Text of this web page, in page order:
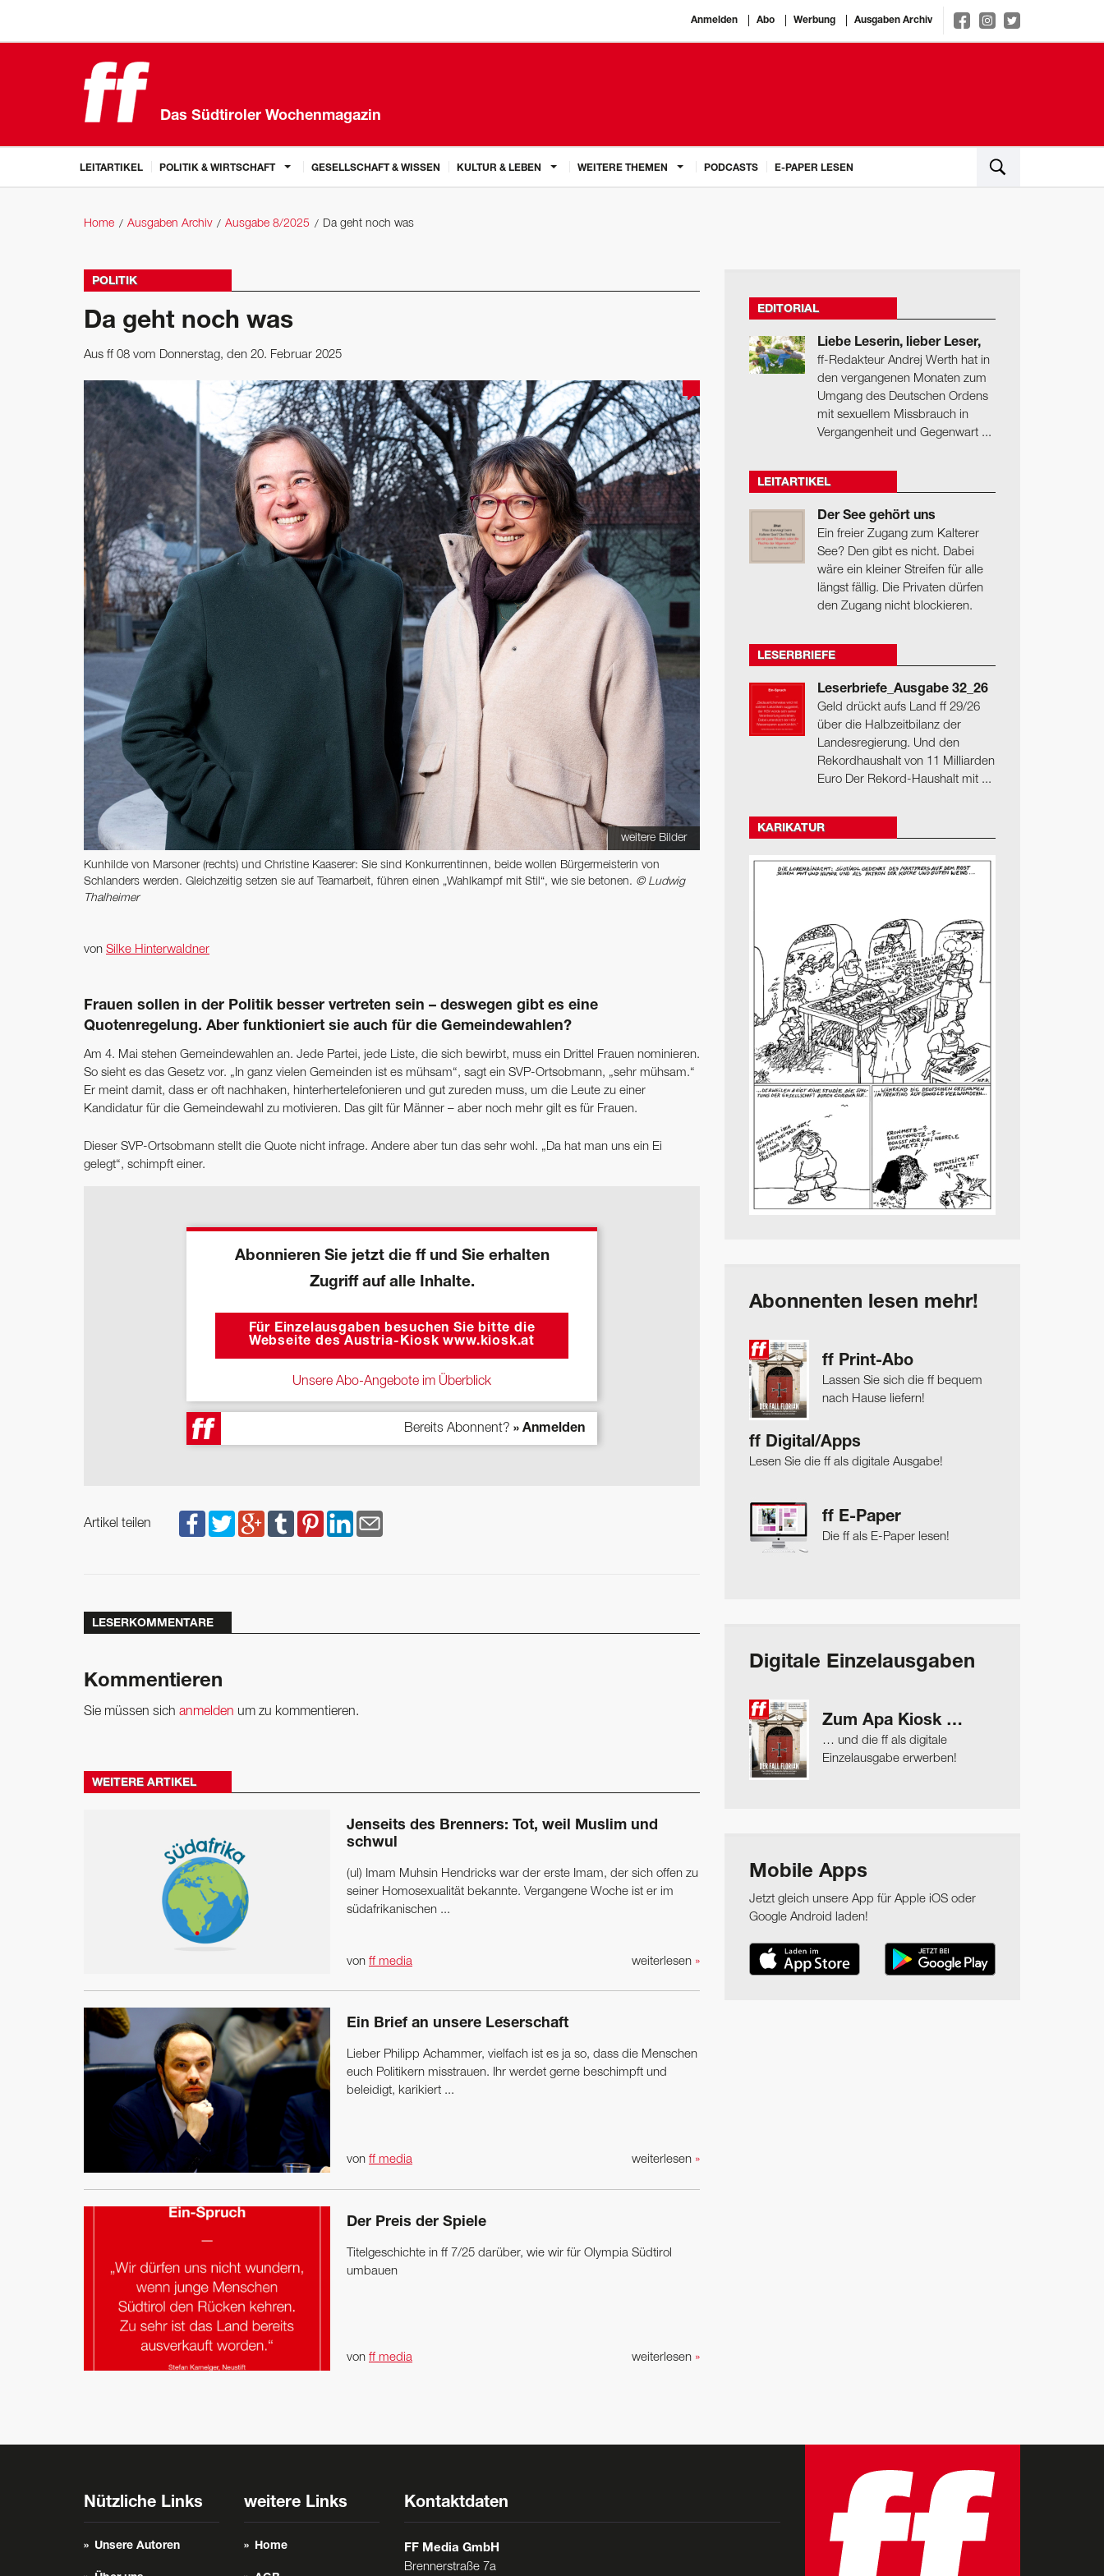
Anmelden Abo Werbung Ausgaben Archiv
Das Südtiroler Wochenmagazin
LEITARTIKEL POLITIK & WIRTSCHAFT GESELLSCHAFT & WISSEN KULTUR & LEBEN WEITERE THEMEN PODCASTS E-PAPER LESEN
Home Ausgaben Archiv Ausgabe 8/2025 Da geht noch was
POLITIK
Da geht noch was
Aus ff 08 vom Donnerstag, den 20. Februar 2025
weitere Bilder
Kunhilde von Marsoner (rechts) und Christine Kaaserer: Sie sind Konkurrentinnen, beide wollen Bürgermeisterin von
Schlanders werden. Gleichzeitig setzen sie auf Teamarbeit, führen einen „Wahlkampf mit Stil“, wie sie betonen. © Ludwig
Thalheimer
von Silke Hinterwaldner
Frauen sollen in der Politik besser vertreten sein – deswegen gibt es eine
Quotenregelung. Aber funktioniert sie auch für die Gemeindewahlen?
Am 4. Mai stehen Gemeindewahlen an. Jede Partei, jede Liste, die sich bewirbt, muss ein Drittel Frauen nominieren.
So sieht es das Gesetz vor. „In ganz vielen Gemeinden ist es mühsam“, sagt ein SVP-Ortsobmann, „sehr mühsam.“
Er meint damit, dass er oft nachhaken, hinterhertelefonieren und gut zureden muss, um die Leute zu einer
Kandidatur für die Gemeindewahl zu motivieren. Das gilt für Männer – aber noch mehr gilt es für Frauen.
Dieser SVP-Ortsobmann stellt die Quote nicht infrage. Andere aber tun das sehr wohl. „Da hat man uns ein Ei
gelegt“, schimpft einer.
Abonnieren Sie jetzt die ff und Sie erhalten
Zugriff auf alle Inhalte.
Für Einzelausgaben besuchen Sie bitte die
Webseite des Austria-Kiosk www.kiosk.at
Unsere Abo-Angebote im Überblick
Bereits Abonnent? » Anmelden
Artikel teilen
LESERKOMMENTARE
Kommentieren
Sie müssen sich anmelden um zu kommentieren.
WEITERE ARTIKEL
Jenseits des Brenners: Tot, weil Muslim und
schwul
(ul) Imam Muhsin Hendricks war der erste Imam, der sich offen zu
seiner Homosexualität bekannte. Vergangene Woche ist er im
südafrikanischen ...
weiterlesen »
von ff media
Ein Brief an unsere Leserschaft
Lieber Philipp Achammer, vielfach ist es ja so, dass die Menschen
euch Politikern misstrauen. Ihr werdet gerne beschimpft und
beleidigt, karikiert ...
weiterlesen »
von ff media
Der Preis der Spiele
Titelgeschichte in ff 7/25 darüber, wie wir für Olympia Südtirol
umbauen
weiterlesen »
von ff media
EDITORIAL
Liebe Leserin, lieber Leser,
ff-Redakteur Andrej Werth hat in
den vergangenen Monaten zum
Umgang des Deutschen Ordens
mit sexuellem Missbrauch in
Vergangenheit und Gegenwart ...
LEITARTIKEL
Der See gehört uns
Ein freier Zugang zum Kalterer
See? Den gibt es nicht. Dabei
wäre ein kleiner Streifen für alle
längst fällig. Die Privaten dürfen
den Zugang nicht blockieren.
LESERBRIEFE
Leserbriefe_Ausgabe 32_26
Geld drückt aufs Land ff 29/26
über die Halbzeitbilanz der
Landesregierung. Und den
Rekordhaushalt von 11 Milliarden
Euro Der Rekord-Haushalt mit ...
KARIKATUR
Abonnenten lesen mehr!
ff Print-Abo
Lassen Sie sich die ff bequem
nach Hause liefern!
ff Digital/Apps
Lesen Sie die ff als digitale Ausgabe!
ff E-Paper
Die ff als E-Paper lesen!
Digitale Einzelausgaben
Zum Apa Kiosk …
… und die ff als digitale
Einzelausgabe erwerben!
Mobile Apps
Jetzt gleich unsere App für Apple iOS oder
Google Android laden!
Nützliche Links
Unsere Autoren
weitere Links
Home
Kontaktdaten
FF Media GmbH
Brennerstraße 7a